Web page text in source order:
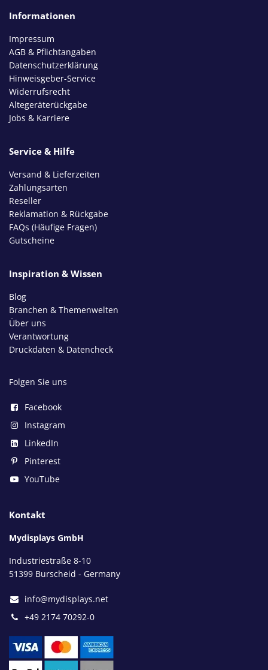
Informationen
Impressum
AGB & Pflichtangaben
Datenschutzerklärung
Hinweisgeber-Service
Widerrufsrecht
Altegeräterückgabe
Jobs & Karriere
Service & Hilfe
Versand & Lieferzeiten
Zahlungsarten
Reseller
Reklamation & Rückgabe
FAQs (Häufige Fragen)
Gutscheine
Inspiration & Wissen
Blog
Branchen & Themenwelten
Über uns
Verantwortung
Druckdaten & Datencheck
Folgen Sie uns
Facebook
Instagram
LinkedIn
Pinterest
YouTube
Kontakt
Mydisplays GmbH
Industriestraße 8-10
51399 Burscheid - Germany
info@mydisplays.net
+49 2174 70292-0